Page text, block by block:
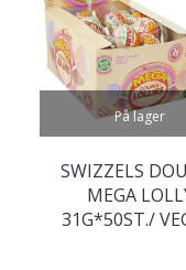
På lager
SWIZZELS
MEGA
31G*50ST./